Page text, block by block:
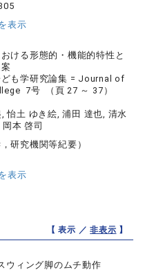
表示
ける形態的・機能的特性と
も学研究論集 = Journal of
7号 （頁 27 ～ 37）
怡土 ゆき絵, 浦田 達也, 清水
本 啓司
研究機関等紀要）
表示
【 表示 ／非表示 】
ウィング脚のムチ動作